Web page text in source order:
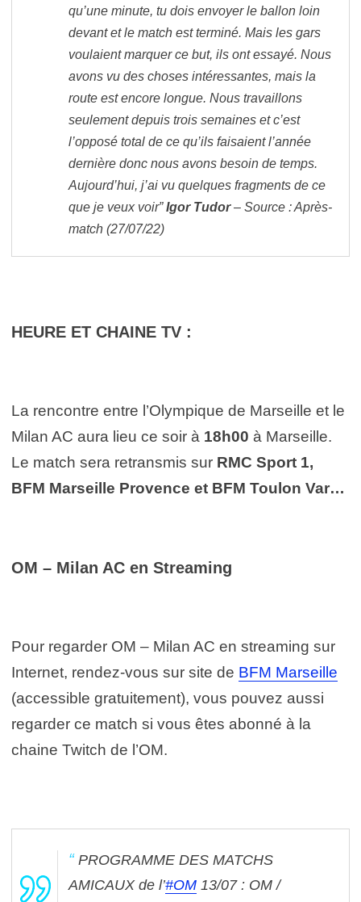
qu’une minute, tu dois envoyer le ballon loin
devant et le match est terminé. Mais les gars
voulaient marquer ce but, ils ont essayé. Nous
avons vu des choses intéressantes, mais la
route est encore longue. Nous travaillons
seulement depuis trois semaines et c’est
l’opposé total de ce qu’ils faisaient l’année
dernière donc nous avons besoin de temps.
Aujourd’hui, j’ai vu quelques fragments de ce
que je veux voir”Igor Tudor– Source : Après-
match (27/07/22)
HEURE ET CHAINE TV :
La rencontre entre l’Olympique de Marseille et le
Milan AC aura lieu ce soir à 18h00 à Marseille.
Le match sera retransmis sur RMC Sport 1,
BFM Marseille Provence et BFM Toulon Var…
OM – Milan AC en Streaming
Pour regarder OM – Milan AC en streaming sur
Internet, rendez-vous sur site de BFM Marseille
(accessible gratuitement), vous pouvez aussi
regarder ce match si vous êtes abonné à la
chaine Twitch de l’OM.
PROGRAMME DES MATCHS
AMICAUX de l’#OM 13/07 : OM /